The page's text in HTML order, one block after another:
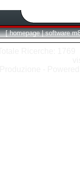
[ homepage | software